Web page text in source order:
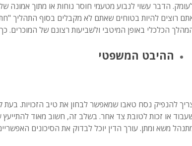
הדבר עשוי לנבוע מטעמי חוסר נוחות או מתוך אמונה
רוצים להיות בטוחים שאתם לא מקבלים בסוף התהליך
הכלכלי באופן המיטבי ולשביעות רצונם של המוכרים.
ההיבט המשפטי
להנפיק נסח טאבו שמאפשר לבחון את טיב הזכויות.
או זכות לטובת צד אחר. בשלב זה, חשוב מאוד
משא ומתן. עורך הדין יוכל לבדוק את הסיכונים